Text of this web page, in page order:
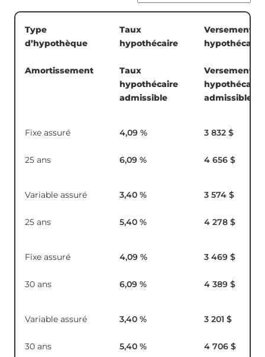
Type
d’hypothèque
Amortissement
Taux
hypothécaire
Taux
hypothécaire
admissible
Versement
hypothécaire
Versement
hypothécaire
admissible
Fixe assuré
25 ans
4,09 %
6,09 %
3 832 $
4 656 $
Variable assuré
25 ans
3,40 %
5,40 %
3 574 $
4 278 $
Fixe assuré
30 ans
4,09 %
6,09 %
3 469 $
4 389 $
Variable assuré
30 ans
3,40 %
5,40 %
3 201 $
4 706 $